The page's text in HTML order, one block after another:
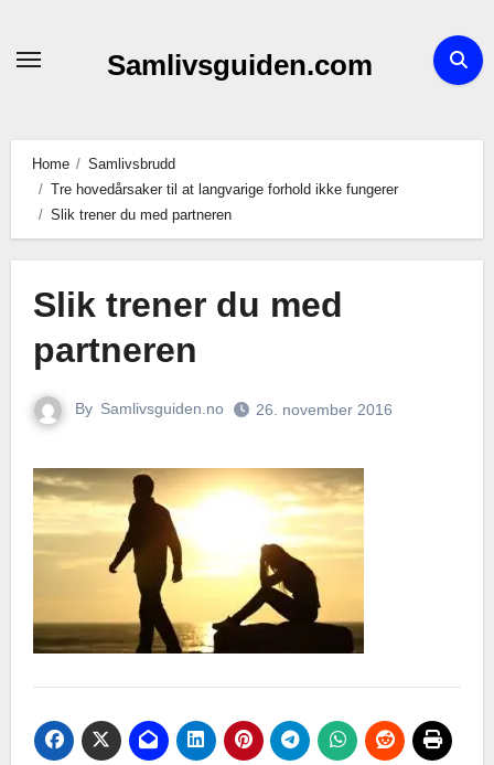
Samlivsguiden.com
Home
Samlivsbrudd
Tre hovedårsaker til at langvarige forhold ikke fungerer
Slik trener du med partneren
Slik trener du med
partneren
By Samlivsguiden.no 26. november 2016